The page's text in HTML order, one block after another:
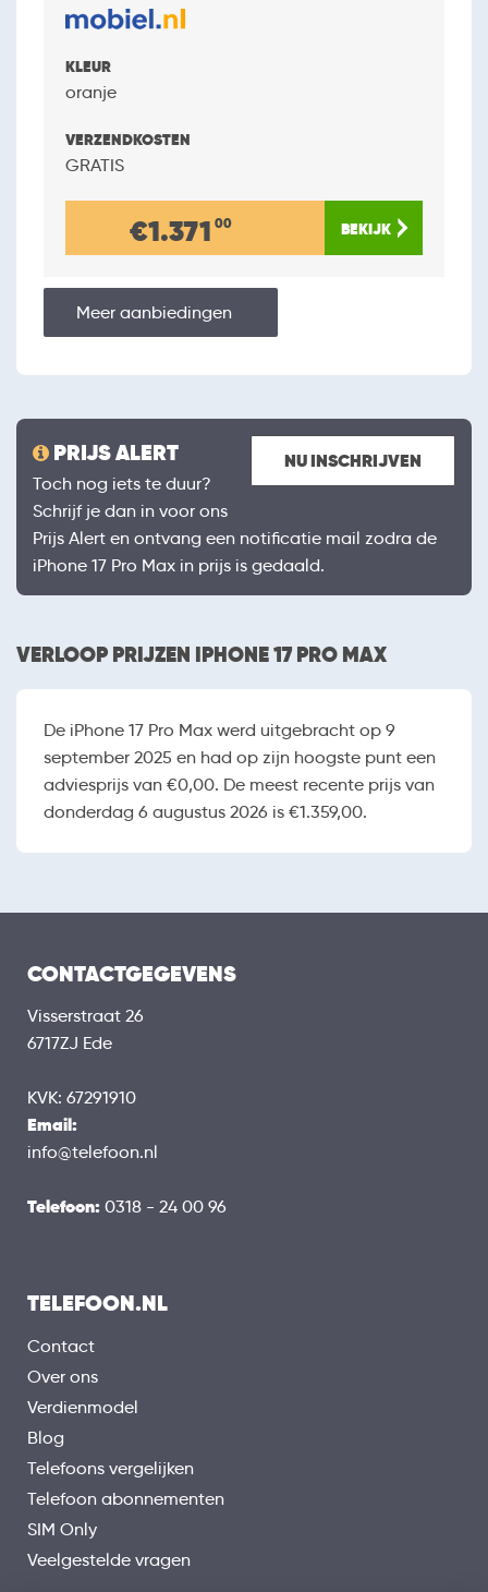
oranje
GRATIS
€1.371 00
Meer aanbiedingen
PRIJS ALERT NU INSCHRIJVEN
Toch nog iets te duur?
Schrijf je dan in voor ons
Prijs Alert en ontvang een notificatie mail zodra de
iPhone 17 Pro Max in prijs is gedaald.
VERLOOP PRIJZEN IPHONE 17 PRO MAX
De iPhone 17 Pro Max werd uitgebracht op 9
september 2025 en had op zijn hoogste punt een
adviesprijs van €0,00. De meest recente prijs van
donderdag 6 augustus 2026 is €1.359,00.
CONTACTGEGEVENS
Visserstraat 26
6717ZJ Ede
KVK: 67291910
Email:
info@telefoon.nl
Telefoon: 0318 - 24 00 96
TELEFOON.NL
Contact
Over ons
Verdienmodel
Blog
Telefoons vergelijken
Telefoon abonnementen
SIM Only
Veelgestelde vragen